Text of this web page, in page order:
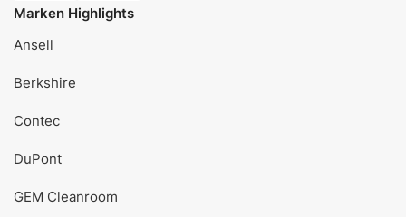
Marken Highlights
Ansell
Berkshire
Contec
DuPont
GEM Cleanroom